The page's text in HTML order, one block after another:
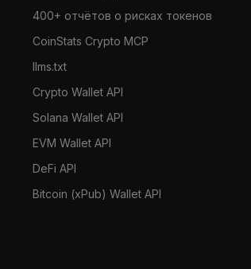
400+ отчётов о рисках токенов
CoinStats Crypto MCP
llms.txt
Crypto Wallet API
Solana Wallet API
EVM Wallet API
DeFi API
Bitcoin (xPub) Wallet API